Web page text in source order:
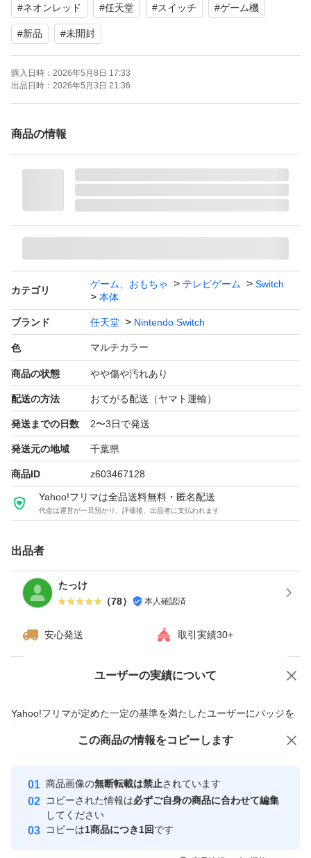
#ネオンレッド #任天堂 #スイッチ #ゲーム機
#新品 #未開封
購入日時： 2026年5月8日 17:33
出品日時： 2026年5月3日 21:36
商品の情報
カテゴリ
ゲーム、おもちゃ テレビゲーム
Switch
本体
ブランド 任天堂 Nintendo Switch
色 マルチカラー
商品の状態 やや傷や汚れあり
配送の方法 おてがる配送（ヤマト運輸）
発送までの日数 2〜3日で発送
発送元の地域 千葉県
商品ID z603467128
Yahoo!フリマは全品送料無料・匿名配送
代金は運営が一旦預かり、評価後、出品者に支払われます
出品者
たっけ
（78） 本人確認済
安心発送 取引実績30+
ユーザーの実績について
Yahoo!フリマが定めた一定の基準を満たしたユーザーにバッジを
付与しています
安心取引出品者
心・安全なユーザーです
取引実績
引を完了させた実績があります
価格の相談 商品への質問
この商品の情報をコピーします
商品画像の無断転載は禁止されています
コピーされた情報は必ずご自身の商品に合わせて編集
してください
コピーは1商品につき1回です
この商品をみている人にオススメ